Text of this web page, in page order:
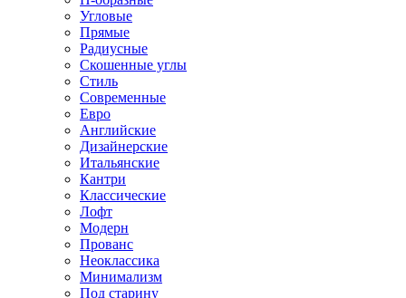
Угловые
Прямые
Радиусные
Скошенные углы
Стиль
Современные
Евро
Английские
Дизайнерские
Итальянские
Кантри
Классические
Лофт
Модерн
Прованс
Неоклассика
Минимализм
Под старину